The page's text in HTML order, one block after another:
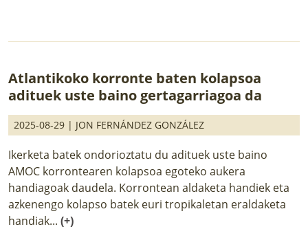
Atlantikoko korronte baten kolapsoa
adituek uste baino gertagarriagoa da
2025-08-29 | JON FERNÁNDEZ GONZÁLEZ
Ikerketa batek ondorioztatu du adituek uste baino
AMOC korrontearen kolapsoa egoteko aukera
handiagoak daudela. Korrontean aldaketa handiek eta
azkenengo kolapso batek euri tropikaletan eraldaketa
handiak... (+)